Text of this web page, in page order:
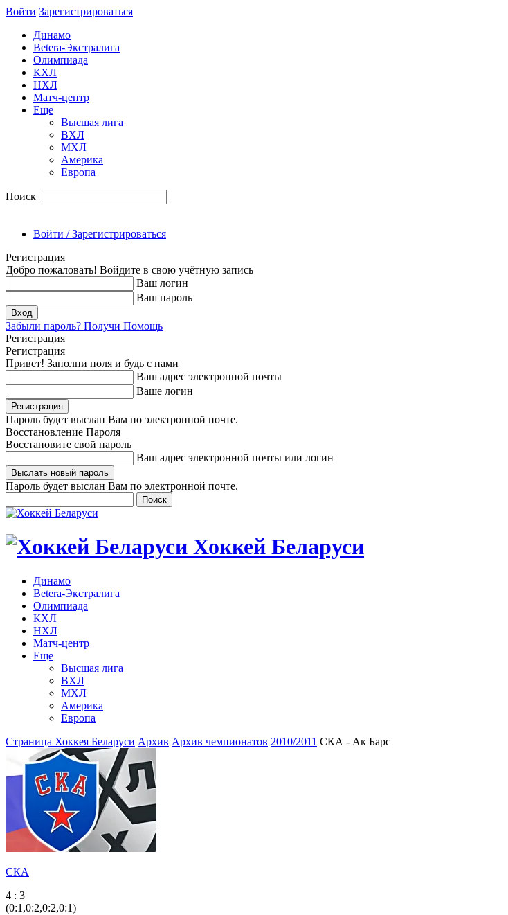
Войти Зарегиcтрироваться
Динамо
Betera-Экстралига
Олимпиада
КХЛ
НХЛ
Матч-центр
Еще
Высшая лига
ВХЛ
МХЛ
Америка
Европа
Поиск
Войти / Зарегистрироваться
Регистрация
Добро пожаловать! Войдите в свою учётную запись
Ваш логин
Ваш пароль
Забыли пароль? Получи Помощь
Регистрация
Регистрация
Привет! Заполни поля и будь с нами
Ваш адрес электронной почты
Ваше логин
Пароль будет выслан Вам по электронной почте.
Восстановление Пароля
Восстановите свой пароль
Ваш адрес электронной почты или логин
Пароль будет выслан Вам по электронной почте.
Хоккей Беларуси
Динамо
Betera-Экстралига
Олимпиада
КХЛ
НХЛ
Матч-центр
Еще
Высшая лига
ВХЛ
МХЛ
Америка
Европа
Страница Хоккея Беларуси Архив Архив чемпионатов 2010/2011 СКА - Ак Барс
СКА
4 : 3
(0:1,0:2,0:2,0:1)